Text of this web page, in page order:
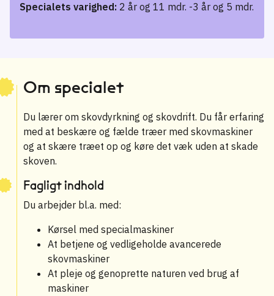
Specialets varighed: 2 år og 11 mdr. -3 år og 5 mdr.
Om specialet
Du lærer om skovdyrkning og skovdrift. Du får erfaring
med at beskære og fælde træer med skovmaskiner
og at skære træet op og køre det væk uden at skade
skoven.
Fagligt indhold
Du arbejder bl.a. med:
Kørsel med specialmaskiner
At betjene og vedligeholde avancerede
skovmaskiner
At pleje og genoprette naturen ved brug af
maskiner